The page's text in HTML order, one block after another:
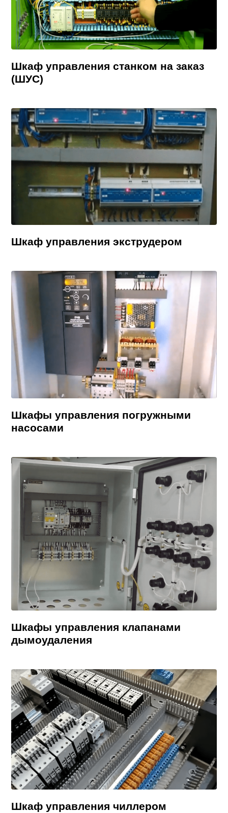
Шкаф управления станком на заказ
(ШУС)
Шкаф управления экструдером
Шкафы управления погружными
насосами
Шкафы управления клапанами
дымоудаления
Шкаф управления чиллером